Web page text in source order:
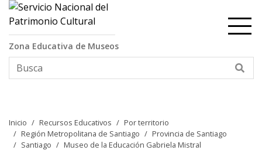
Contenido principal
Zona Educativa de Museos
Inicio Recursos Educativos
Por territorio
Región Metropolitana de Santiago
Provincia de Santiago
Santiago
Museo de la Educación Gabriela Mistral